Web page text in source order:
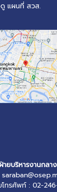
แผนที่ สวส.
ยบริหารงานกลาง
โทรศัพท์ : 02-